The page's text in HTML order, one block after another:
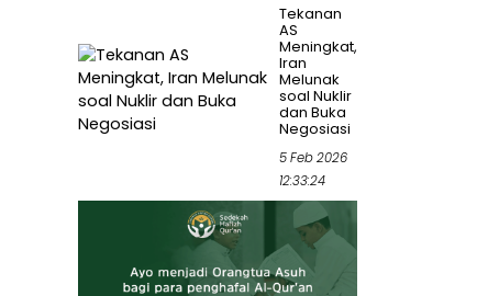
Tekanan
AS
Meningkat,
Iran
Melunak
soal Nuklir
dan Buka
Negosiasi
5 Feb 2026
12:33:24